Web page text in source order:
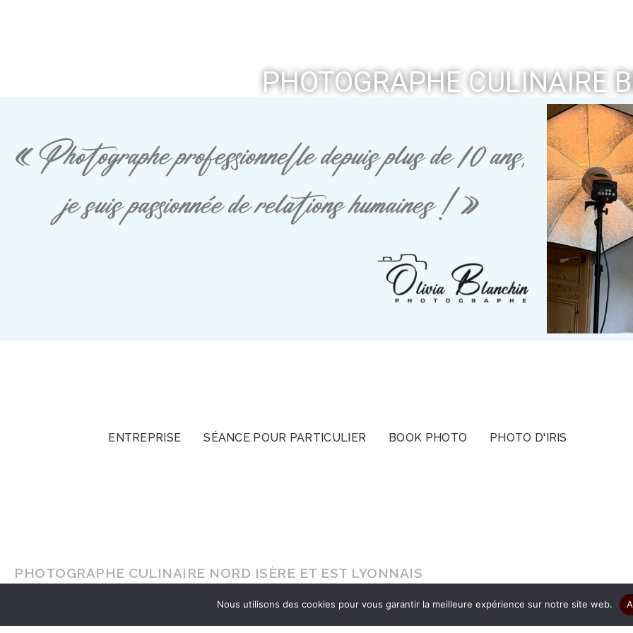
PHOTOGRAPHE CULINAIRE
« Photographe professionnelle depuis plus de 10 ans,
je suis passionnée de relations humaines ! »
ENTREPRISE SÉANCE POUR PARTICULIER BOOK PHOTO PHOTO D'IRIS
PHOTOGRAPHE CULINAIRE NORD ISÈRE ET EST LYONNAIS
, faites-vous le cadeau d’être authentique pour que vos
Nous utilisons des cookies pour vous garantir la meilleure expérience sur notre site web.